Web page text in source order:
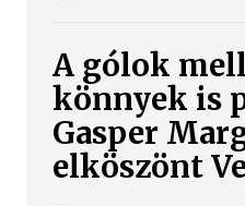
A gólok
könnyek is
Gasper
elköszönt